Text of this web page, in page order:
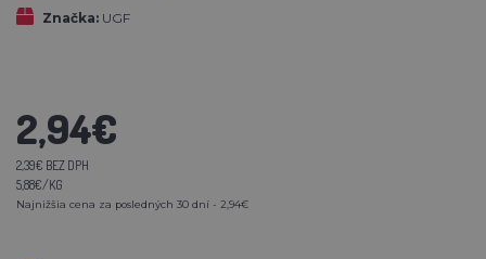
Značka: UGF
2,94€
2,39€ BEZ DPH
5,88€/KG
Najnižšia cena za posledných 30 dní - 2,94€